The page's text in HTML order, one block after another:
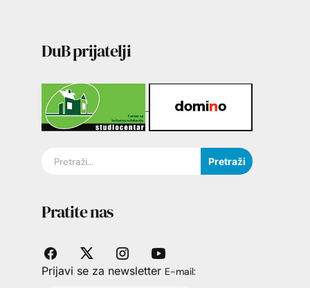
DuB prijatelji
Pretraži
Pratite nas
Prijavi se za newsletter E-mail: